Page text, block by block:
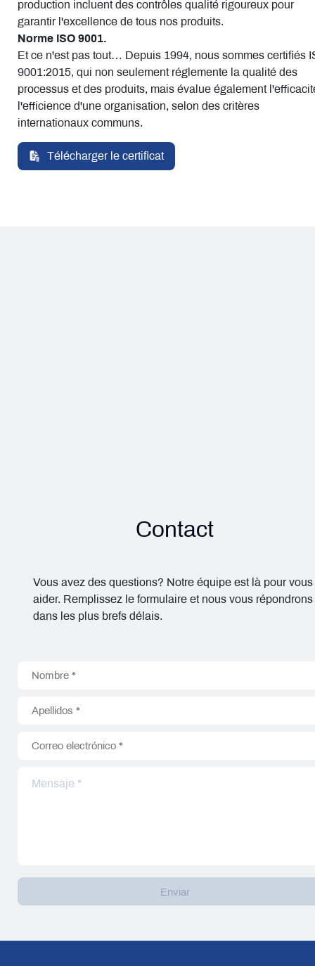
production incluent des contrôles qualité rigoureux pour
garantir l'excellence de tous nos produits.
Norme ISO 9001.
Et ce n'est pas tout… Depuis 1994, nous sommes certifiés
9001:2015, qui non seulement réglemente la qualité des
processus et des produits, mais évalue également
l'efficience d'une organisation, selon des critères
internationaux communs.
Télécharger le certificat
Contact
Vous avez des questions? Notre équipe est là pour vous
aider. Remplissez le formulaire et nous vous répondrons
dans les plus brefs délais.